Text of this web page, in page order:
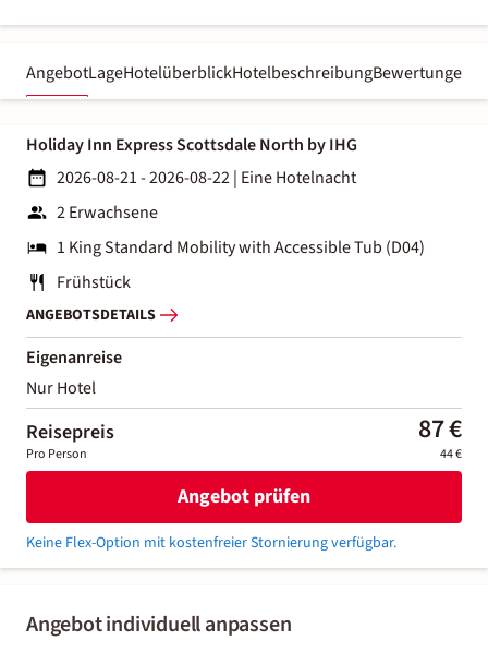
AngebotLageHotelüberblickHotelbeschreibungBewertungen
Angebot individuell anpassen
Holiday Inn Express Scottsdale North by IHG
2026-08-21 - 2026-08-22| Eine Hotelnacht
2 Erwachsene
1 King Standard Mobility with Accessible Tub (D04)
Frühstück
ANGEBOTSDETAILS
Eigenanreise
Nur Hotel
Reisepreis 87 €
Pro Person 44 €
Angebot prüfen
Keine Flex-Option mit kostenfreier Stornierung verfügbar.